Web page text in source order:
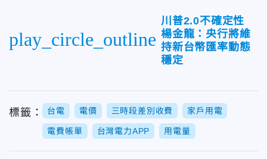
play_circle_outline
川普2.0不確定性
楊金龍：央行將維
持新台幣匯率動態
穩定
標籤： 台電 電價 三時段差別收費 家戶用電
電費帳單 台灣電力APP 用電量